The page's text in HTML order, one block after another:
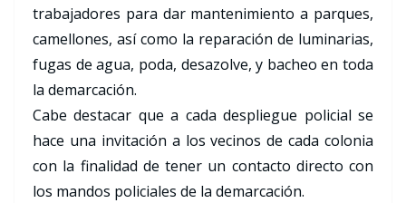
trabajadores para dar mantenimiento a parques,
camellones, así como la reparación de luminarias,
fugas de agua, poda, desazolve, y bacheo en toda
la demarcación.
Cabe destacar que a cada despliegue policial se
hace una invitación a los vecinos de cada colonia
con la finalidad de tener un contacto directo con
los mandos policiales de la demarcación.